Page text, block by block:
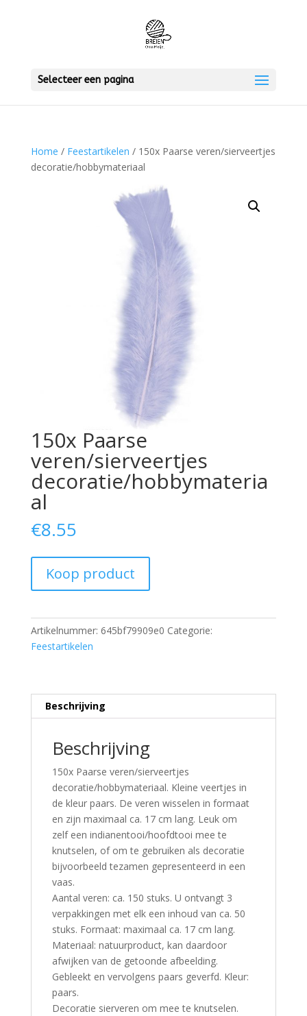
Selecteer een pagina
Home / Feestartikelen / 150x Paarse veren/sierveertjes
decoratie/hobbymateriaal
150x Paarse
veren/sierveertjes
decoratie/hobbymateria
al
€8.55
Koop product
Artikelnummer: 645bf79909e0 Categorie:
Feestartikelen
Beschrijving
Beschrijving
150x Paarse veren/sierveertjes
decoratie/hobbymateriaal. Kleine veertjes in
de kleur paars. De veren wisselen in formaat
en zijn maximaal ca. 17 cm lang. Leuk om
zelf een indianentooi/hoofdtooi mee te
knutselen, of om te gebruiken als decoratie
bijvoorbeeld tezamen gepresenteerd in een
vaas.
Aantal veren: ca. 150 stuks. U ontvangt 3
verpakkingen met elk een inhoud van ca. 50
stuks. Formaat: maximaal ca. 17 cm lang.
Materiaal: natuurproduct, kan daardoor
afwijken van de getoonde afbeelding.
Gebleekt en vervolgens paars geverfd. Kleur:
paars.
Decoratie sierveren om mee te knutselen.